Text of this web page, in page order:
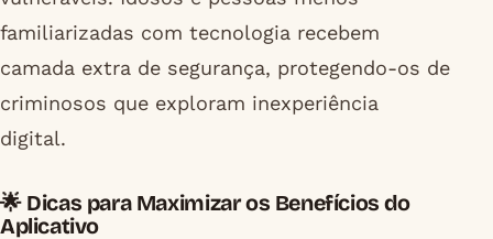
familiarizadas com tecnologia recebem
camada extra de segurança, protegendo-os de
criminosos que exploram inexperiência
digital.
🌟 Dicas para Maximizar os Benefícios do
Aplicativo